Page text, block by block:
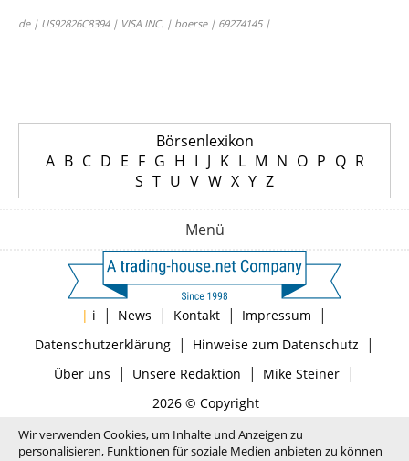
de | US92826C8394 | VISA INC. | boerse | 69274145 |
Börsenlexikon
A B C D E F G H I J K L M N O P Q R
S T U V W X Y Z
Menü
| i | News | Kontakt | Impressum |
Datenschutzerklärung| Hinweise zum Datenschutz |
Über uns | Unsere Redaktion | Mike Steiner|
2026 © Copyright
Wir verwenden Cookies, um Inhalte und Anzeigen zu
personalisieren, Funktionen für soziale Medien anbieten zu können